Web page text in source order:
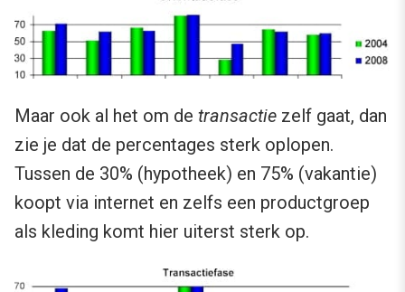
Maar ook al het om de transactie zelf gaat, dan
zie je dat de percentages sterk oplopen.
Tussen de 30% (hypotheek) en 75% (vakantie)
koopt via internet en zelfs een productgroep
als kleding komt hier uiterst sterk op.